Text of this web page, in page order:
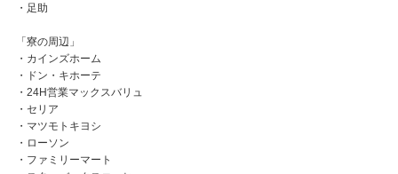
・足助
「寮の周辺」
・カインズホーム
・ドン・キホーテ
・24H営業マックスバリュ
・セリア
・マツモトキヨシ
・ローソン
・ファミリーマート